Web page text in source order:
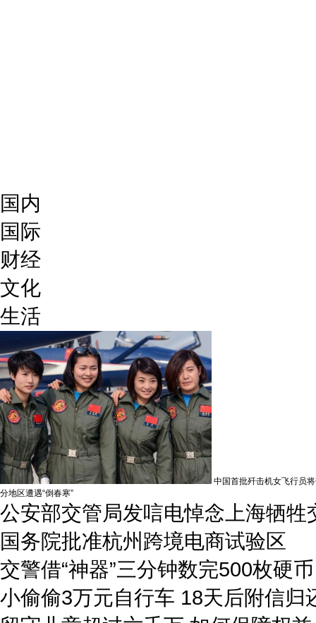
国内
国际
财经
文化
生活
中国首批歼击机女飞行员
分地区遭遇“倒春寒”
公安部交管局发唁电悼念上海牺牲
国务院批准杭州跨境电商试验区
交警借“神器”三分钟数完500枚硬币
小偷偷3万元自行车 18天后附信归